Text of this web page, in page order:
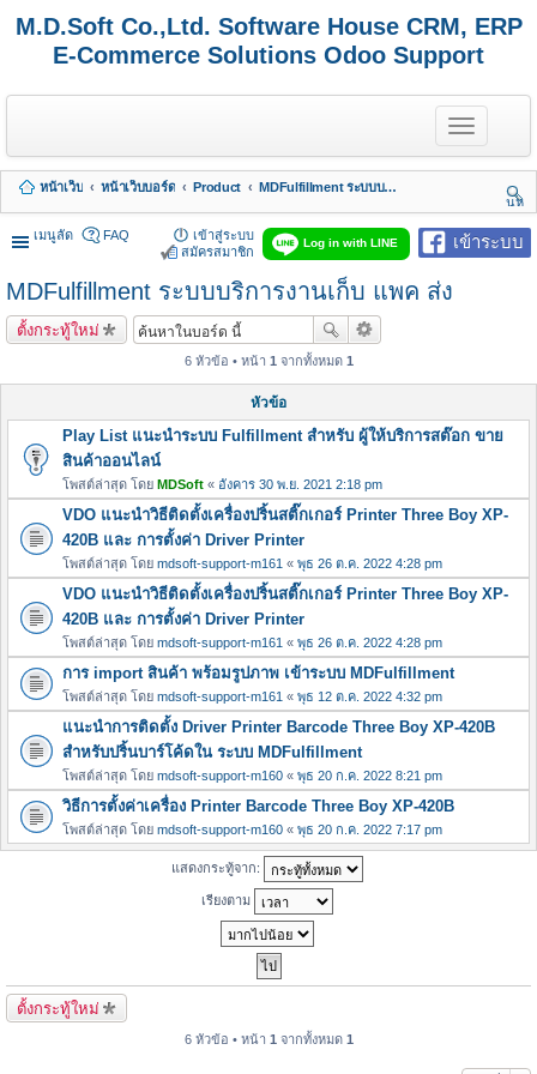
M.D.Soft Co.,Ltd. Software House CRM, ERP
E-Commerce Solutions Odoo Support
T
o
g
e
n
a
หน้าเว็บ หน้าเว็บบอร์ด Product
MDFulfillment ระบบบริการงานเก็บ แพค ส่ง
นห
า
เมนูลัด
เข้าระบบ
Log in with LINE
FAQ
เข้าสู่ระบบ
สมัครสมาชิก
MDFulfillment ระบบบริการงานเก็บ แพค ส่ง
ตั้งกระทู้ใหม่
6 หัวข้อ • หน้า 1 จากทั้งหมด 1
หัวข้อ
Play List แนะนำระบบ Fulfillment สำหรับ ผู้ให้บริการสต๊อก ขาย
สินค้าออนไลน์
โพสต์ล่าสุด โดย MDSoft « อังคาร 30 พ.ย. 2021 2:18 pm
VDO แนะนำวิธีติดตั้งเครื่องปริ้นสติ๊กเกอร์ Printer Three Boy XP-
420B และ การตั้งค่า Driver Printer
โพสต์ล่าสุด โดย mdsoft-support-m161 « พุธ 26 ต.ค. 2022 4:28 pm
VDO แนะนำวิธีติดตั้งเครื่องปริ้นสติ๊กเกอร์ Printer Three Boy XP-
420B และ การตั้งค่า Driver Printer
โพสต์ล่าสุด โดย mdsoft-support-m161 « พุธ 26 ต.ค. 2022 4:28 pm
การ import สินค้า พร้อมรูปภาพ เข้าระบบ MDFulfillment
โพสต์ล่าสุด โดย mdsoft-support-m161 « พุธ 12 ต.ค. 2022 4:32 pm
แนะนำการติดตั้ง Driver Printer Barcode Three Boy XP-420B
สำหรับปริ้นบาร์โค้ดใน ระบบ MDFulfillment
โพสต์ล่าสุด โดย mdsoft-support-m160 « พุธ 20 ก.ค. 2022 8:21 pm
วิธีการตั้งค่าเครื่อง Printer Barcode Three Boy XP-420B
โพสต์ล่าสุด โดย mdsoft-support-m160 « พุธ 20 ก.ค. 2022 7:17 pm
แสดงกระทู้จาก:
เรียงตาม
ตั้งกระทู้ใหม่
6 หัวข้อ • หน้า 1 จากทั้งหมด 1